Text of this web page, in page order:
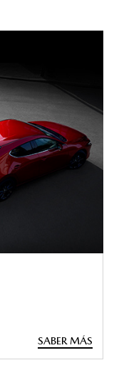
SABER MÁS